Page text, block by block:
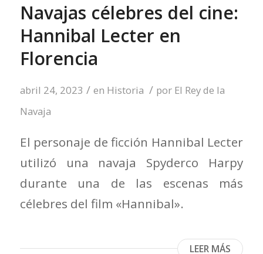
Navajas célebres del cine:
Hannibal Lecter en
Florencia
abril 24, 2023 / en Historia / por El Rey de la
Navaja
El personaje de ficción Hannibal Lecter
utilizó una navaja Spyderco Harpy
durante una de las escenas más
célebres del film «Hannibal».
LEER MÁS